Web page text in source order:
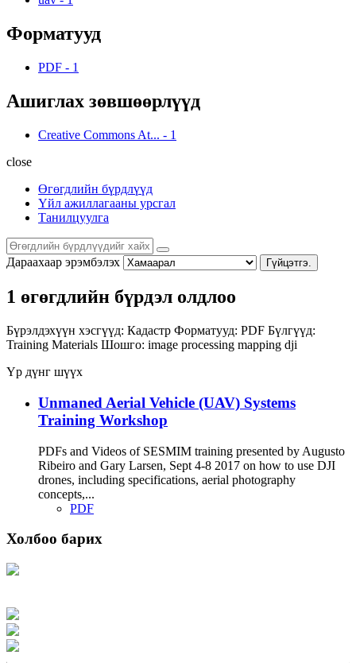
Форматууд
PDF - 1
Ашиглах зөвшөөрлүүд
Creative Commons At... - 1
close
Өгөгдлийн бүрдлүүд
Үйл ажиллагааны урсгал
Танилцуулга
Дараахаар эрэмбэлэх Гүйцэтгэ.
1 өгөгдлийн бүрдэл олдлоо
Бүрэлдэхүүн хэсгүүд: Кадастр Форматууд: PDF Бүлгүүд:
Training Materials Шошго: image processing mapping dji
Үр дүнг шүүх
Unmaned Aerial Vehicle (UAV) Systems
Training Workshop
PDFs and Videos of SESMIM training presented by Augusto
Ribeiro and Gary Larsen, Sept 4-8 2017 on how to use DJI
drones, including specifications, aerial photography
concepts,...
PDF
Холбоо барих